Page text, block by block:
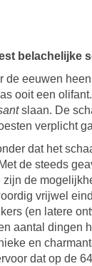
belachelijke
de eeuwen
ooit een
slaan. De
verplicht
dat het
de steeds
de
vrijwel
(en latere
aantal dingen
en
dat op de